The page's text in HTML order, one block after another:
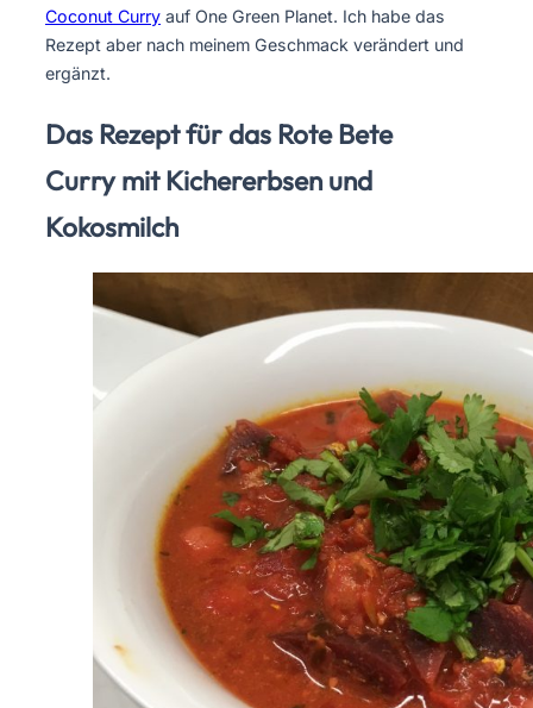
Coconut Curry auf One Green Planet. Ich habe das
Rezept aber nach meinem Geschmack verändert und
ergänzt.
Das Rezept für das Rote Bete
Curry mit Kichererbsen und
Kokosmilch